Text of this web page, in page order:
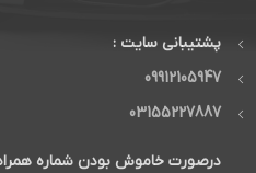
پشتیبانی سایت :
09912105947
03155227887
درصورت خاموش بودن شماره همراه